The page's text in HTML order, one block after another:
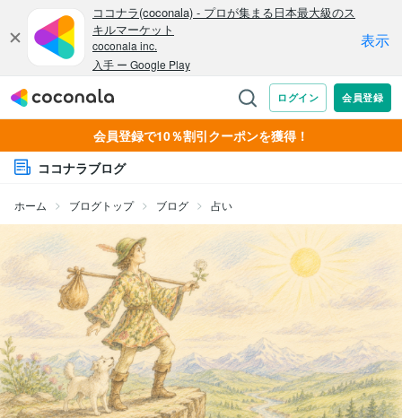
会員登録で10％割引クーポンを獲得！
ココナラブログ
ホーム ブログトップ ブログ 占い